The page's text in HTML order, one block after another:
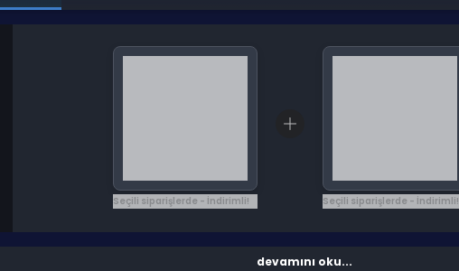
Seçili siparişlerde - İndirimli! Seçili siparişlerde - İndirimli!
devamını oku...